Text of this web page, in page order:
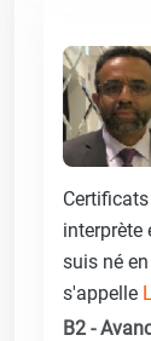
interprète
suis né
s'appelle
B2 -